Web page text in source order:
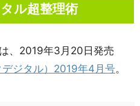
ル超整理術
、2019年3月20日発売
ジタル）2019年4月号。